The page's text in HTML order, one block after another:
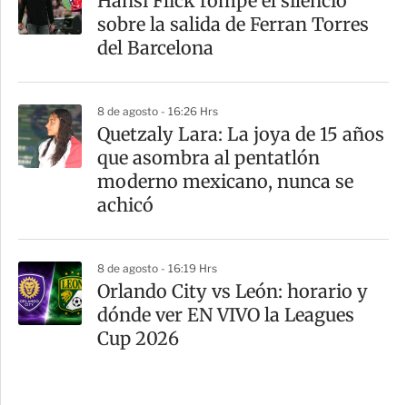
sobre la salida de Ferran Torres
del Barcelona
8 de agosto - 16:26 Hrs
Quetzaly Lara: La joya de 15 años
que asombra al pentatlón
moderno mexicano, nunca se
achicó
8 de agosto - 16:19 Hrs
Orlando City vs León: horario y
dónde ver EN VIVO la Leagues
Cup 2026